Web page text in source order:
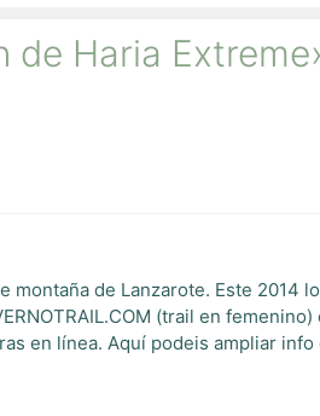
de Haria
montaña de Lanzarote. Este
(trail en
en línea. Aquí podeis ampliar